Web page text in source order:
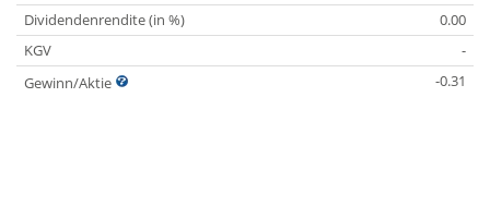
Dividendenrendite (in %)
0.00
KGV
-
Gewinn/Aktie
-0.31